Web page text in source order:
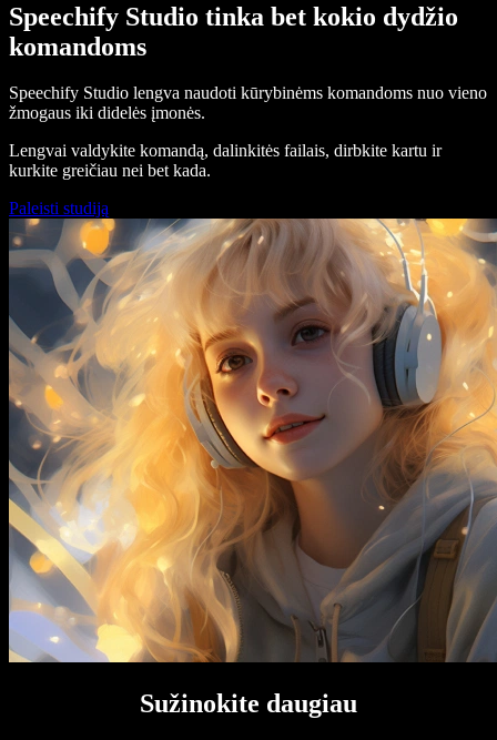
Speechify Studio tinka bet kokio dydžio
komandoms
Speechify Studio lengva naudoti kūrybinėms komandoms nuo vieno
žmogaus iki didelės įmonės.
Lengvai valdykite komandą, dalinkitės failais, dirbkite kartu ir
kurkite greičiau nei bet kada.
Paleisti studiją
Sužinokite daugiau